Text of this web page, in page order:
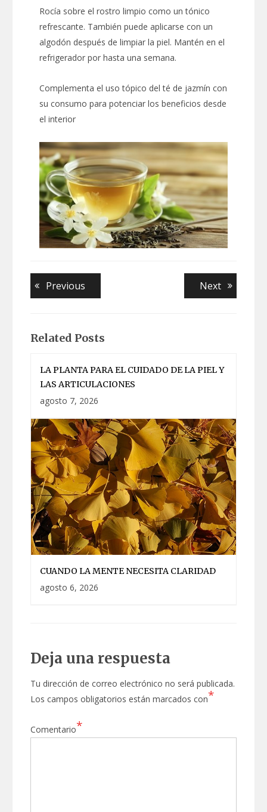
Rocía sobre el rostro limpio como un tónico
refrescante. También puede aplicarse con un
algodón después de limpiar la piel. Mantén en el
refrigerador por hasta una semana.
Complementa el uso tópico del té de jazmín con
su consumo para potenciar los beneficios desde
el interior
Navegación
de
Previous NextNext
Related Posts
LA PLANTA PARA EL CUIDADO DE LA PIEL Y
LAS ARTICULACIONES
agosto 7, 2026
CUANDO LA MENTE NECESITA CLARIDAD
agosto 6, 2026
Deja una respuesta
Tu dirección de correo electrónico no será publicada.
Los campos obligatorios están marcados con*
Comentario*